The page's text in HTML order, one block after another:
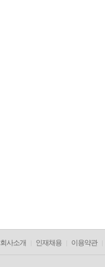
회사소개 인재채용 이용약관